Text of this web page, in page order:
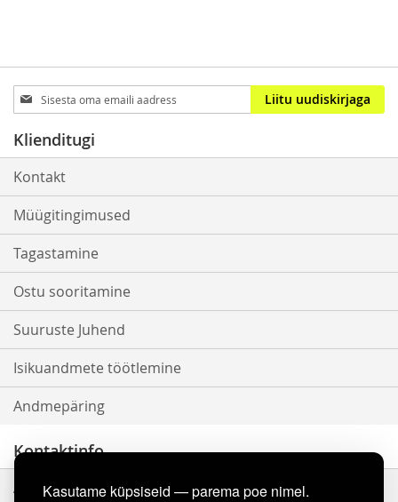
Kasutame küpsiseid — parema poe nimel.
Sign
Up
Our
Newsletter:
Liitu uudiskirjaga
Klienditugi
Kontakt
Müügitingimused
Tagastamine
Ostu sooritamine
Suuruste Juhend
Isikuandmete töötlemine
Andmepäring
Kontaktinfo
Aadress :Mustamäe tee 24, Tallinn, 10621, Eesti